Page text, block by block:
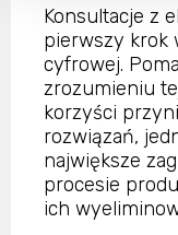
Konsultacje z
pierwszy krok
cyfrowej.
zrozumieniu
korzyści
rozwiązań,
największe
procesie
ich